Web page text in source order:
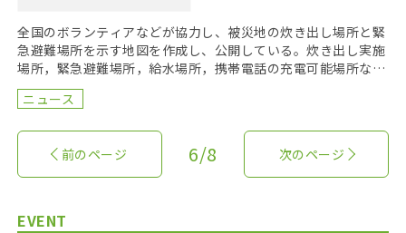
全国のボランティアなどが協力し、被災地の炊き出し場所と緊
急避難場所を示す地図を作成し、公開している。炊き出し実施
場所，緊急避難場所，給水場所，携帯電話の充電可能場所など
を記している。 より大きな地図で 炊き出しまっ […]
ニュース
前のページ 6/8 次のページ
EVENT